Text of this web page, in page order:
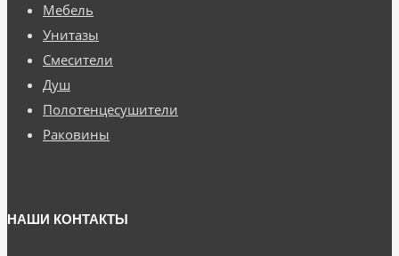
Мебель
Унитазы
Смесители
Душ
Полотенцесушители
Раковины
НАШИ КОНТАКТЫ